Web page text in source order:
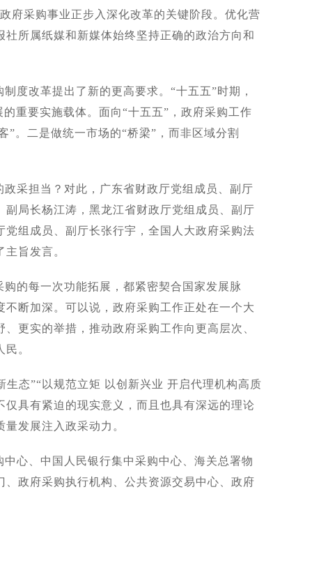
府采购事业正步入深化改革的关键阶段。优化营
所属纸媒和新媒体始终坚持正确的政治方向和
度改革提出了新的更高要求。“十五五”时期，
重要实施载体。面向“十五五”，政府采购工作
”。二是做统一市场的“桥梁”，而非区域分割
采担当？对此，广东省财政厅党组成员、副厅
局长杨江涛，黑龙江省财政厅党组成员、副厅
组成员、副厅长张行宇，全国人大政府采购法
旨发言。
的每一次功能拓展，都紧密契合国家发展脉
断加深。可以说，政府采购工作正处在一个大
更实的举措，推动政府采购工作向更高层次、
。
态”“以规范立矩 以创新兴业 开启代理机构高质
具有紧迫的现实意义，而且也具有深远的理论
发展注入政采动力。
心、中国人民银行集中采购中心、海关总署物
政府采购执行机构、公共资源交易中心、政府